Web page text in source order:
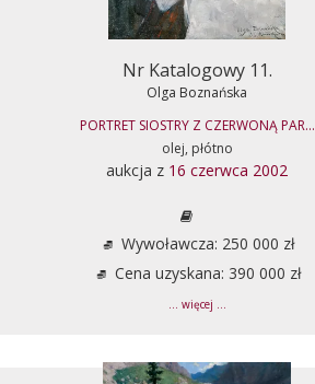
Nr Katalogowy 11.
Olga Boznańska
PORTRET SIOSTRY Z CZERWONĄ PAR...
olej, płótno
aukcja z 16 czerwca 2002
Wywoławcza: 250 000 zł
Cena uzyskana: 390 000 zł
... więcej ...